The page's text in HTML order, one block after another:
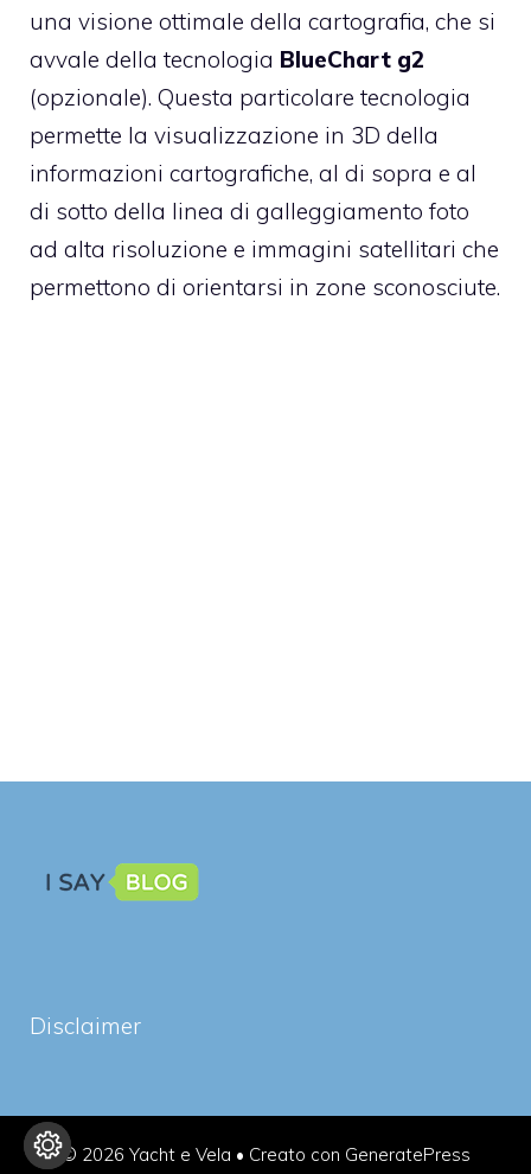
una visione ottimale della cartografia, che si
avvale della tecnologia BlueChart g2
(opzionale). Questa particolare tecnologia
permette la visualizzazione in 3D della
informazioni cartografiche, al di sopra e al
di sotto della linea di galleggiamento foto
ad alta risoluzione e immagini satellitari che
permettono di orientarsi in zone sconosciute.
Disclaimer
© 2026 Yacht e Vela • Creato con GeneratePress